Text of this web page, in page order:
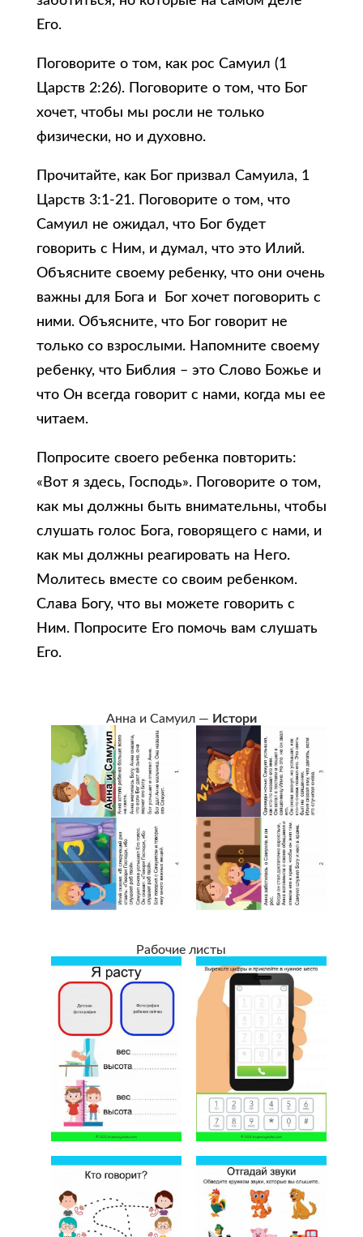
Его.
Поговорите о том, как рос Самуил (1
Царств 2:26). Поговорите о том, что Бог
хочет, чтобы мы росли не только
физически, но и духовно.
Прочитайте, как Бог призвал Самуила, 1
Царств 3:1-21. Поговорите о том, что
Самуил не ожидал, что Бог будет
говорить с Ним, и думал, что это Илий.
Объясните своему ребенку, что они очень
важны для Бога и Бог хочет поговорить с
ними. Объясните, что Бог говорит не
только со взрослыми. Напомните своему
ребенку, что Библия – это Слово Божье и
что Он всегда говорит с нами, когда мы ее
читаем.
Попросите своего ребенка повторить:
«Вот я здесь, Господь». Поговорите о том,
как мы должны быть внимательны, чтобы
слушать голос Бога, говорящего с нами, и
как мы должны реагировать на Него.
Молитесь вместе со своим ребенком.
Слава Богу, что вы можете говорить с
Ним. Попросите Его помочь вам слушать
Его.
Анна и Самуил — Истори
Рабочие листы